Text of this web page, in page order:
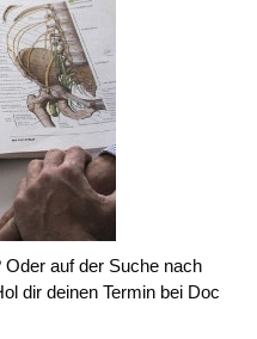
auf der Suche nach
dir deinen Termin bei Doc